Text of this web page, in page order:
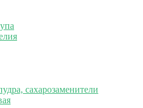
сахарозаменители